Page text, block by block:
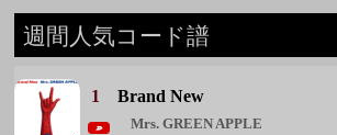
2花束
back number
3君が眩しいから僕は星が見